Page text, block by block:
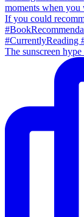
The sunscreen